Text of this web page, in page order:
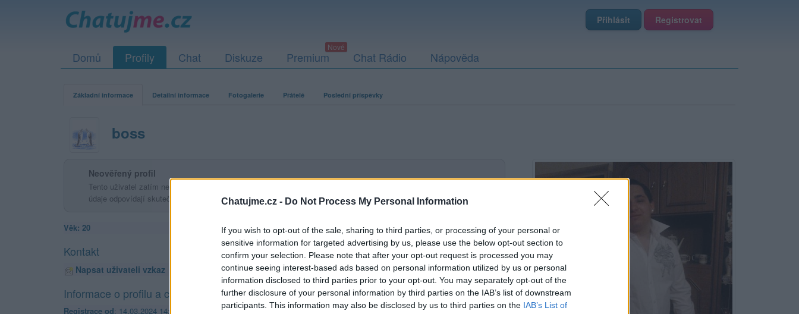
Chatujme.cz - Do Not Process My Personal Information
If you wish to opt-out of the sale, sharing to third parties, or processing of your personal or
sensitive information for targeted advertising by us, please use the below opt-out section to
confirm your selection. Please note that after your opt-out request is processed you may
continue seeing interest-based ads based on personal information utilized by us or personal
information disclosed to third parties prior to your opt-out. You may separately opt-out of the
further disclosure of your personal information by third parties on the IAB’s list of downstream
participants. This information may also be disclosed by us to third parties on the IAB’s List of
Přihlásit Registrovat
Domů Profily Chat Diskuze Premium Chat Rádio Nápověda
Základní informace Detailní informace Fotogalerie Přátelé Poslední příspěvky
boss
Neověřený profil
Tento uživatel zatím neprokázal svou identitu ověřovací fotografií. U neověřených profilů nelze zaručit, že fotografie a
údaje odpovídají skutečné osobě.
Věk: 20
Kontakt
Napsat uživateli vzkaz
Informace o profilu a chatu
Registrace od: 14.03.2024 14:30